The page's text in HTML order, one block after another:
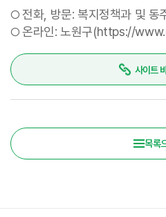
○전화, 방문: 복지정책과 및 동
○온라인: 노원구(https://
사이트
목록